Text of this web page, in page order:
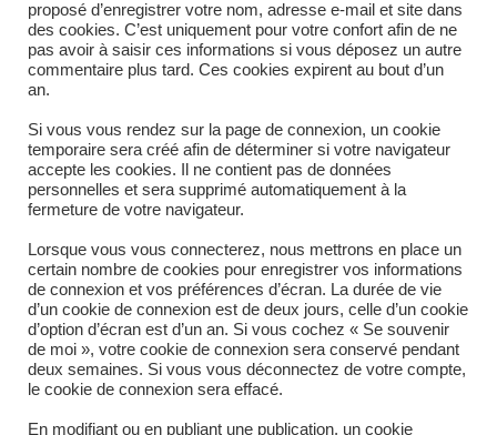
Trémie compacte 1.3m3 àsortie centré
ÉTIQUETTES :CEREALIERS, ELEVEURS
proposé d’enregistrer votre nom, adresse e-mail et site dans
des cookies. C’est uniquement pour votre confort afin de ne
pas avoir à saisir ces informations si vous déposez un autre
commentaire plus tard. Ces cookies expirent au bout d’un
an.
Si vous vous rendez sur la page de connexion, un cookie
temporaire sera créé afin de déterminer si votre navigateur
accepte les cookies. Il ne contient pas de données
personnelles et sera supprimé automatiquement à la
fermeture de votre navigateur.
Lorsque vous vous connecterez, nous mettrons en place un
certain nombre de cookies pour enregistrer vos informations
de connexion et vos préférences d’écran. La durée de vie
d’un cookie de connexion est de deux jours, celle d’un cookie
d’option d’écran est d’un an. Si vous cochez « Se souvenir
de moi », votre cookie de connexion sera conservé pendant
deux semaines. Si vous vous déconnectez de votre compte,
le cookie de connexion sera effacé.
En modifiant ou en publiant une publication, un cookie